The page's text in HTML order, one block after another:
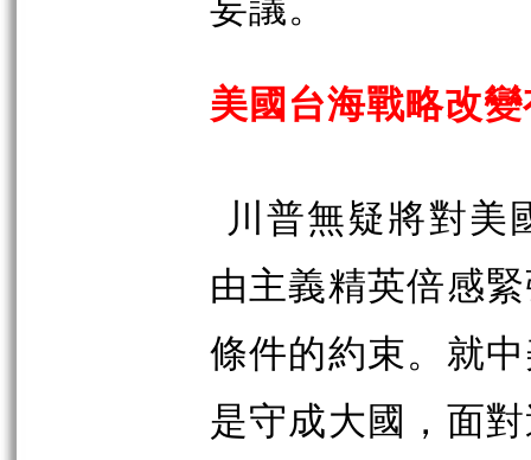
美國台海戰略改
川普無疑將對美
由主義精英倍感
條件的約束。就
是守成大國，面